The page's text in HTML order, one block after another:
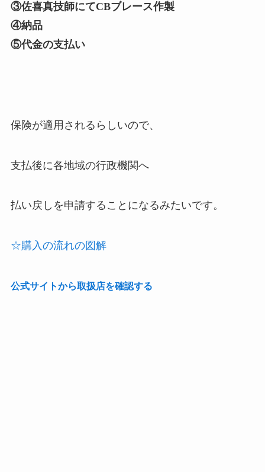
③佐喜真技師にてCBブレース作製
④納品
⑤代金の支払い
保険が適用されるらしいので、
支払後に各地域の行政機関へ
払い戻しを申請することになるみたいです。
☆購入の流れの図解
公式サイトから取扱店を確認する